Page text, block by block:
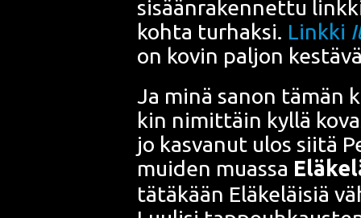
sisään­ra­ken­net­tu
koh­ta tur­hak­si. Link­ki
on kovin pal­jon
Ja minä sanon tämän
kin nimit­täin kyl­lä
jo kas­va­nut ulos sii­tä
mui­den muas­sa
tätä­kään Elä­ke­läi­siä